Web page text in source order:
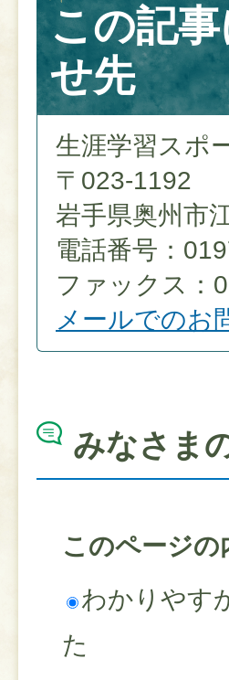
この記
せ先
生涯学習スポ
〒023-1192
岩手県奥州市
電話番号：
ファックス：
メールでのお
みなさま
このページ
わかりやす
た